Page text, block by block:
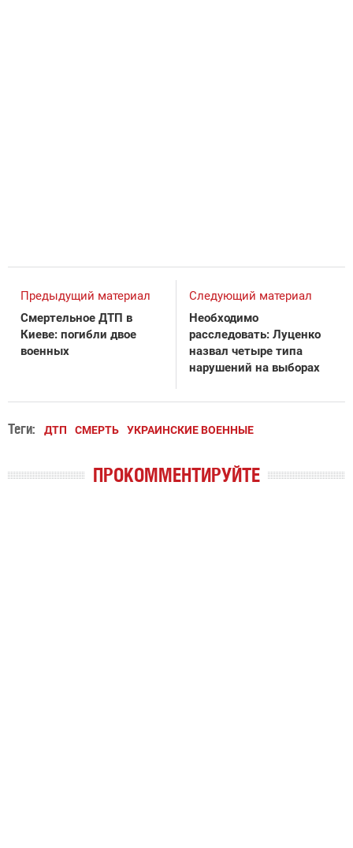
Предыдущий материал
Смертельное ДТП в
Киеве: погибли двое
военных
Следующий материал
Необходимо
расследовать: Луценко
назвал четыре типа
нарушений на выборах
Теги: ДТП СМЕРТЬ УКРАИНСКИЕ ВОЕННЫЕ
ПРОКОММЕНТИРУЙТЕ